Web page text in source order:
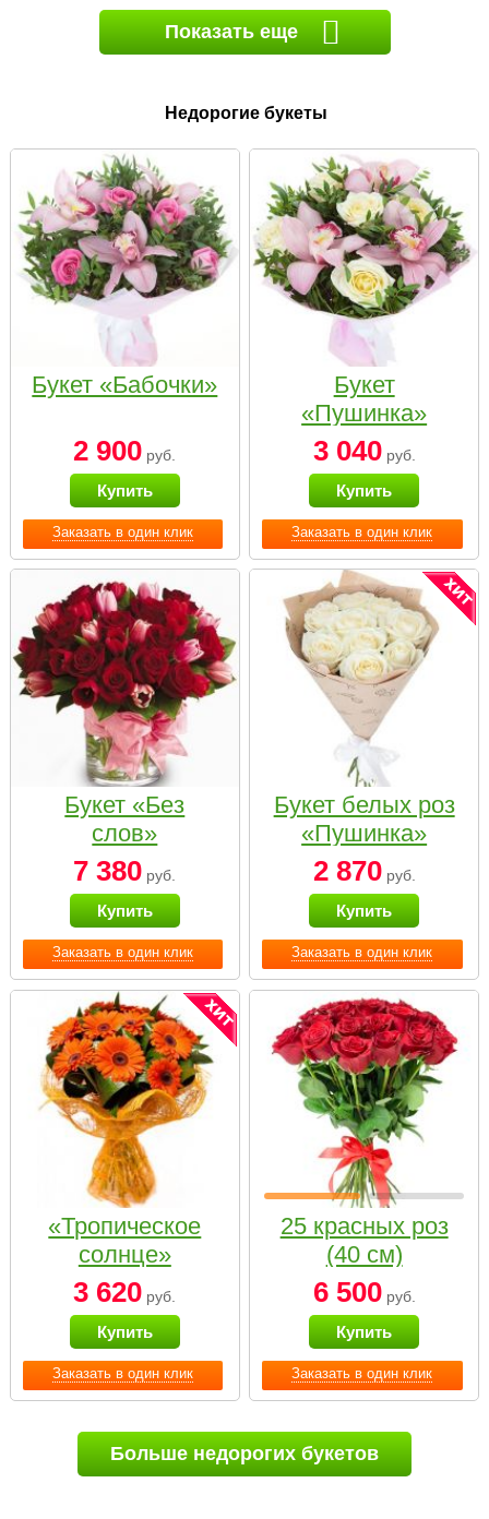
Показать еще
Недорогие букеты
Заказать в один клик
Букет «Бабочки»
2 900 руб.
Купить
Заказать в один клик
Букет
«Пушинка»
3 040руб.
Купить
Заказать в один клик
Букет «Без
слов»
7 380 руб.
Купить
Заказать в один клик
Букет белых роз
«Пушинка»
2 870руб.
Купить
Заказать в один клик
«Тропическое
солнце»
3 620 руб.
Купить
Заказать в один клик
25 красных роз
(40 см)
6 500руб.
Купить
Больше недорогих букетов